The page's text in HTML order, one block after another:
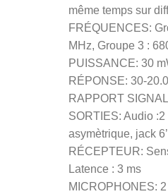
même temps sur
FRÉQUENCES:
MHz, Groupe 3 :
PUISSANCE: 30
RÉPONSE: 30-
RAPPORT
SORTIES: Audio
asymètrique, jack
RÉCEPTEUR:
Latence : 3 ms
MICROPHONES: